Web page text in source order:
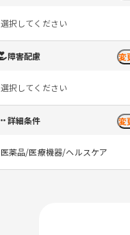
選択してください
障害配慮 変
選択してください
詳細条件 変
医薬品/医療機器/ヘルスケア